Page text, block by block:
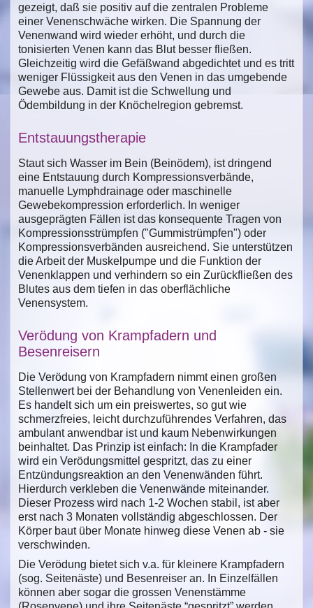
gezeigt, daß sie positiv auf die zentralen Probleme
einer Venenschwäche wirken. Die Spannung der
Venenwand wird wieder erhöht, und durch die
tonisierten Venen kann das Blut besser fließen.
Gleichzeitig wird die Gefäßwand abgedichtet und es tritt
weniger Flüssigkeit aus den Venen in das umgebende
Gewebe aus. Damit ist die Schwellung und
Ödembildung in der Knöchelregion gebremst.
Entstauungstherapie
Staut sich Wasser im Bein (Beinödem), ist dringend
eine Entstauung durch Kompressionsverbände,
manuelle Lymphdrainage oder maschinelle
Gewebekompression erforderlich. In weniger
ausgeprägten Fällen ist das konsequente Tragen von
Kompressionsstrümpfen ("Gummistrümpfen") oder
Kompressionsverbänden ausreichend. Sie unterstützen
die Arbeit der Muskelpumpe und die Funktion der
Venenklappen und verhindern so ein Zurückfließen des
Blutes aus dem tiefen in das oberflächliche
Venensystem.
Verödung von Krampfadern und
Besenreisern
Die Verödung von Krampfadern nimmt einen großen
Stellenwert bei der Behandlung von Venenleiden ein.
Es handelt sich um ein preiswertes, so gut wie
schmerzfreies, leicht durchzuführendes Verfahren, das
ambulant anwendbar ist und kaum Nebenwirkungen
beinhaltet. Das Prinzip ist einfach: In die Krampfader
wird ein Verödungsmittel gespritzt, das zu einer
Entzündungsreaktion an den Venenwänden führt.
Hierdurch verkleben die Venenwände miteinander.
Dieser Prozess wird nach 1-2 Wochen stabil, ist aber
erst nach 3 Monaten vollständig abgeschlossen. Der
Körper baut über Monate hinweg diese Venen ab - sie
verschwinden.
Die Verödung bietet sich v.a. für kleinere Krampfadern
(sog. Seitenäste) und Besenreiser an. In Einzelfällen
können aber sogar die grossen Venenstämme